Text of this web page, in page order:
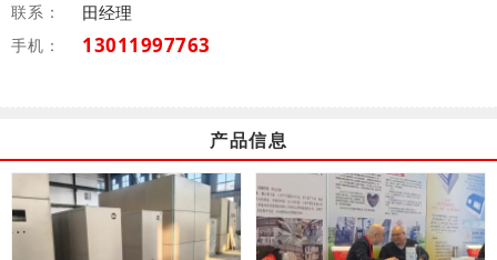
联系： 田经理
手机： 13011997763
产品信息